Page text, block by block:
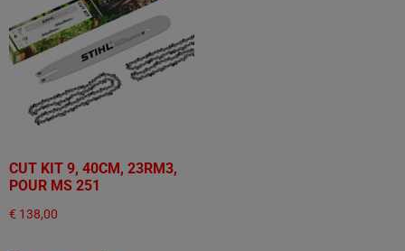
CUT KIT 9, 40CM, 23RM3,
POUR MS 251
€ 138,00